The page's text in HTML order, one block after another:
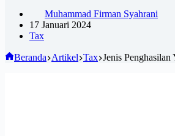
Muhammad Firman Syahrani
17 Januari 2024
Tax
Beranda Artikel Tax Jenis Penghasilan